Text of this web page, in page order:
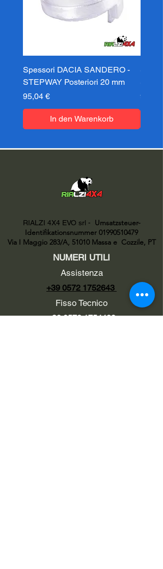
Spessori DACIA SANDERO -
STEPWAY Posteriori 20 mm
Preis
95,04 €
In den Warenkorb
Preis
95,04 €
RIALZI 4X4 EVO srl -
Umsatzsteuer-
Identifikationsnummer 01990510479
Via I Maggio 283/A, 51010 Massa e Cozzile, PT
NUMERI UTILI
Assistenza
+39 0572 1752643
Fisso Tecnico
+39 0572 1754499